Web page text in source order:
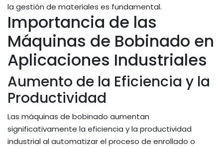
la gestión de materiales es fundamental.
Importancia de las
Máquinas de Bobinado en
Aplicaciones Industriales
Aumento de la Eficiencia y la
Productividad
Las máquinas de bobinado aumentan
significativamente la eficiencia y la productividad
industrial al automatizar el proceso de enrollado o